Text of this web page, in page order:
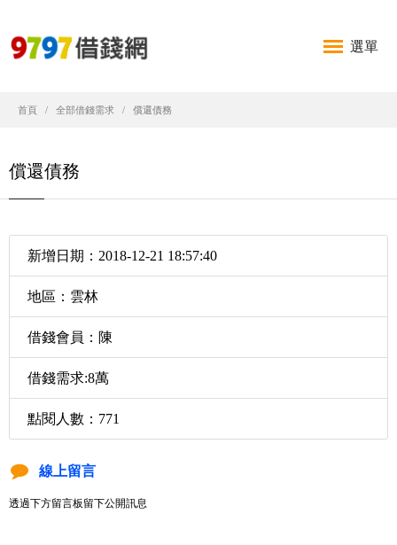
選單
首頁 全部借錢需求 償還債務
償還債務
新增日期：2018-12-21 18:57:40
地區：雲林
借錢會員：陳
借錢需求:8萬
點閱人數：771
線上留言
透過下方留言板留下公開訊息